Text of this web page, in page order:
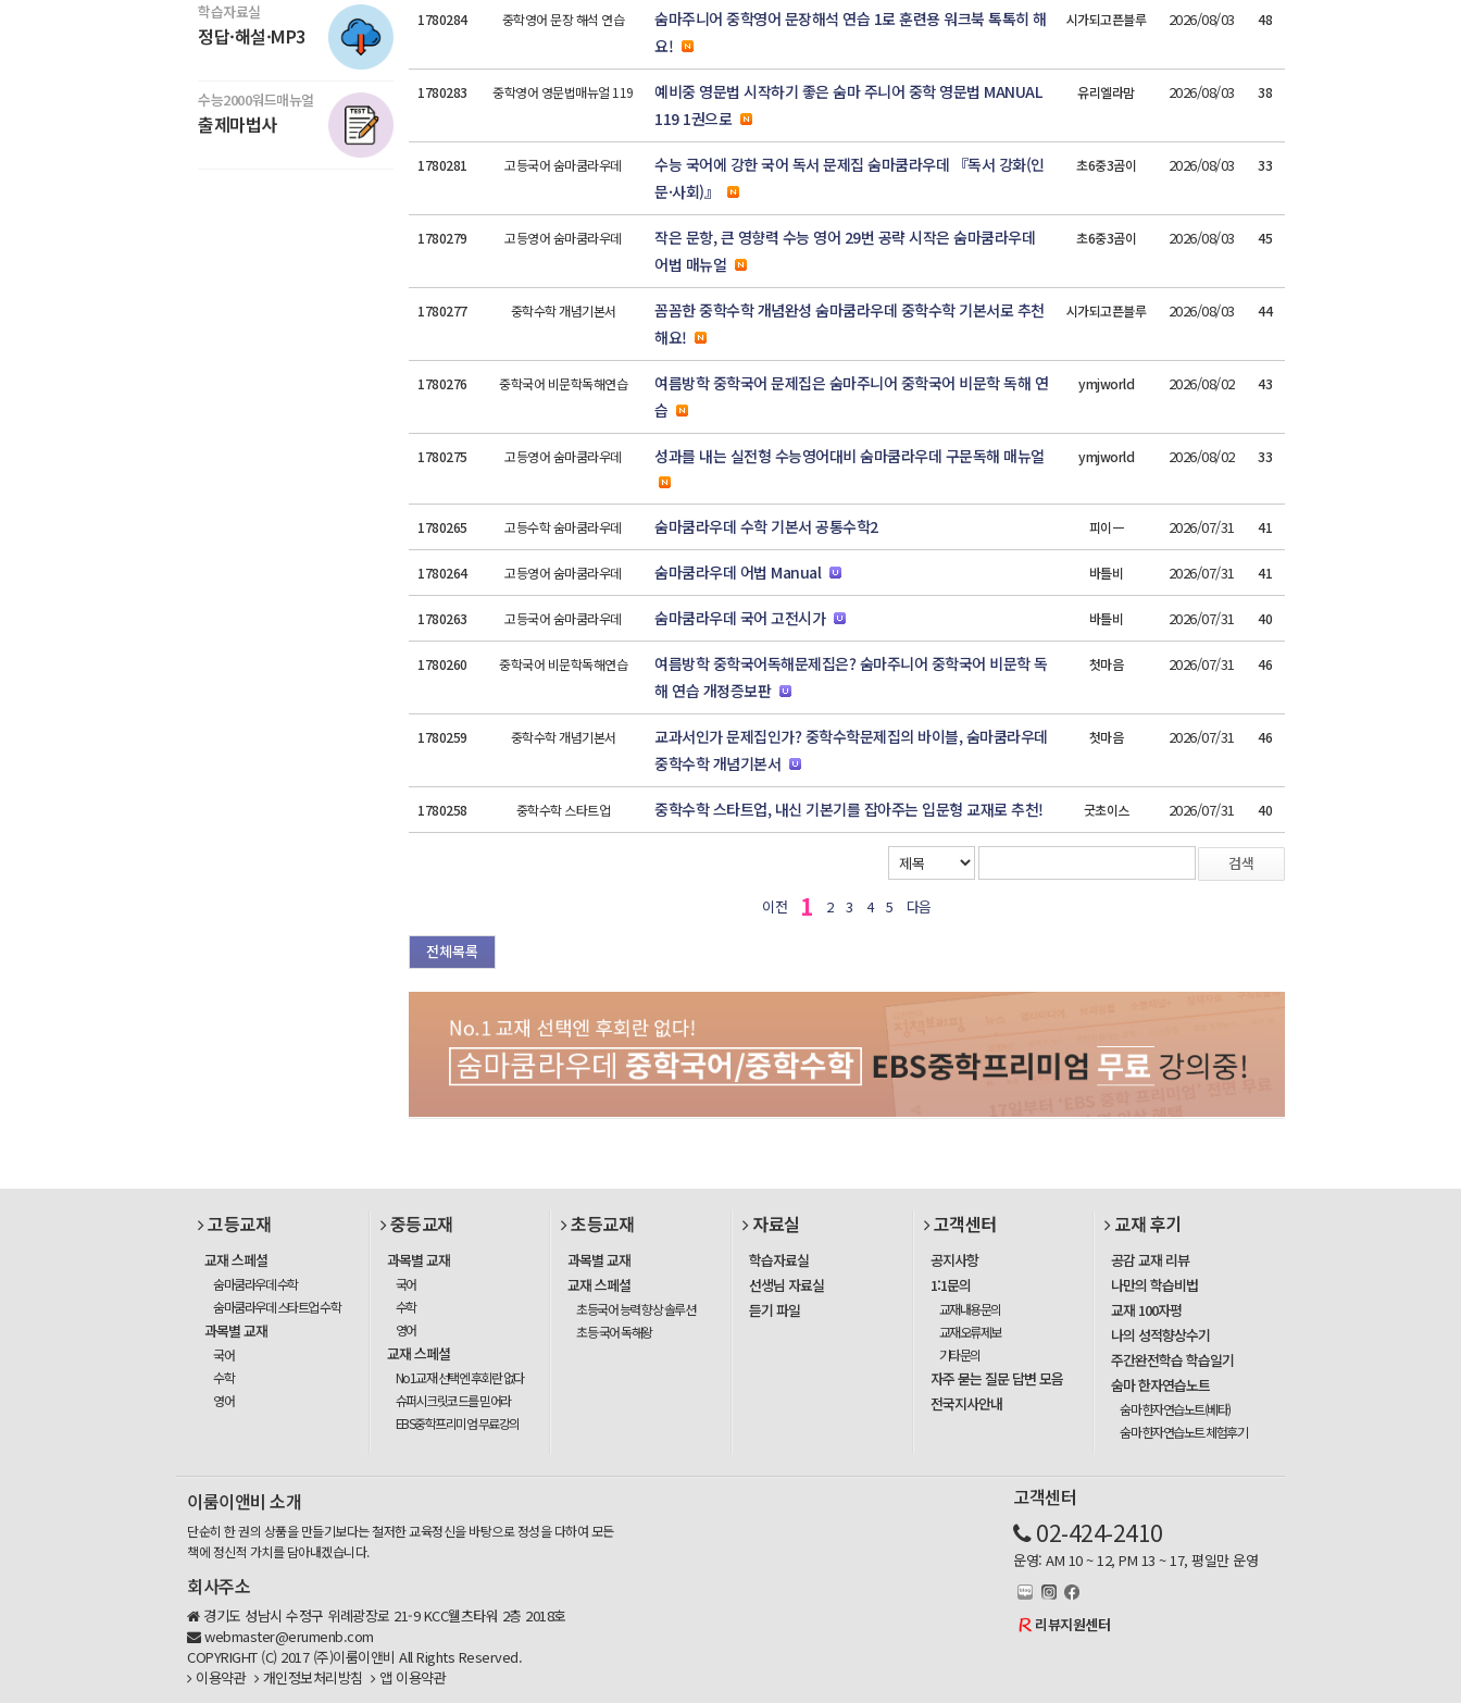
학습자료실
정답·해설·MP3
수능2000워드매뉴얼
출제마법사
1780284 중학영어 문장 해석 연습
숨마주니어 중학영어 문장해석 연습 1로 훈련용 워크북 톡톡히 해
요!
시가되고픈블루 2026/08/03 48
1780283 중학영어 영문법매뉴얼 119
예비중 영문법 시작하기 좋은 숨마 주니어 중학 영문법 MANUAL
119 1권으로
유리엘라맘 2026/08/03 38
1780281 고등국어 숨마쿰라우데
수능 국어에 강한 국어 독서 문제집 숨마쿰라우데 『독서 강화(인
문·사회)』
초6중3곰이 2026/08/03 33
1780279 고등영어 숨마쿰라우데
작은 문항, 큰 영향력 수능 영어 29번 공략 시작은 숨마쿰라우데
어법 매뉴얼
초6중3곰이 2026/08/03 45
1780277 중학수학 개념기본서
꼼꼼한 중학수학 개념완성 숨마쿰라우데 중학수학 기본서로 추천
해요!
시가되고픈블루 2026/08/03 44
1780276 중학국어 비문학독해연습
여름방학 중학국어 문제집은 숨마주니어 중학국어 비문학 독해 연
습
ymjworld 2026/08/02 43
1780275 고등영어 숨마쿰라우데 성과를 내는 실전형 수능영어대비 숨마쿰라우데 구문독해 매뉴얼 ymjworld 2026/08/02 33
1780265 고등수학 숨마쿰라우데 숨마쿰라우데 수학 기본서 공통수학2 피이ㅡ 2026/07/31 41
1780264 고등영어 숨마쿰라우데 숨마쿰라우데 어법 Manual 바틀비 2026/07/31 41
1780263 고등국어 숨마쿰라우데 숨마쿰라우데 국어 고전시가 바틀비 2026/07/31 40
1780260 중학국어 비문학독해연습
여름방학 중학국어독해문제집은? 숨마주니어 중학국어 비문학 독
해 연습 개정증보판
첫마음 2026/07/31 46
1780259 중학수학 개념기본서
교과서인가 문제집인가? 중학수학문제집의 바이블, 숨마쿰라우데
중학수학 개념기본서
첫마음 2026/07/31 46
1780258 중학수학 스타트업 중학수학 스타트업, 내신 기본기를 잡아주는 입문형 교재로 추천! 굿초이스 2026/07/31 40
검색
이전 1 2 3 4 5 다음
전체목록
고등교재
교재 스페셜
숨마쿰라우데 수학
숨마쿰라우데 스타트업 수학
과목별 교재
국어
수학
영어
중등교재
과목별 교재
국어
수학
영어
교재 스페셜
No1교재 선택엔 후회란 없다
슈퍼시크릿코드를 믿어라
EBS중학프리미엄 무료강의
초등교재
과목별 교재
교재 스페셜
초등국어 능력 향상 솔루션
초등 국어 독해왕
자료실
학습자료실
선생님 자료실
듣기 파일
고객센터
공지사항
1:1문의
교재내용문의
교재오류제보
기타문의
자주 묻는 질문 답변 모음
전국지사안내
교재 후기
공감 교재 리뷰
나만의 학습비법
교재 100자평
나의 성적향상수기
주간완전학습 학습일기
숨마 한자연습노트
숨마 한자연습노트(베타)
숨마 한자연습노트 체험후기
이룸이앤비 소개
단순히 한 권의 상품을 만들기보다는 철저한 교육정신을 바탕으로 정성을 다하여 모든
책에 정신적 가치를 담아내겠습니다.
회사주소
경기도 성남시 수정구 위례광장로 21-9 KCC웰츠타워 2층 2018호
webmaster@erumenb.com
COPYRIGHT (C) 2017 (주)이룸이앤비 All Rights Reserved.
이용약관
개인정보처리방침 앱 이용약관
고객센터
02-424-2410
운영: AM 10 ~ 12, PM 13 ~ 17, 평일만 운영
리뷰지원센터